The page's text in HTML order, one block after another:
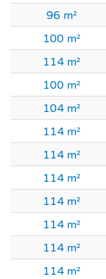
96 m²
100 m²
114 m²
100 m²
104 m²
114 m²
114 m²
114 m²
114 m²
114 m²
114 m²
114 m²